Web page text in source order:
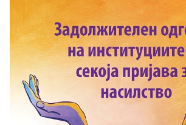
Закони
Подзаконски акти
Предлог закони и документи